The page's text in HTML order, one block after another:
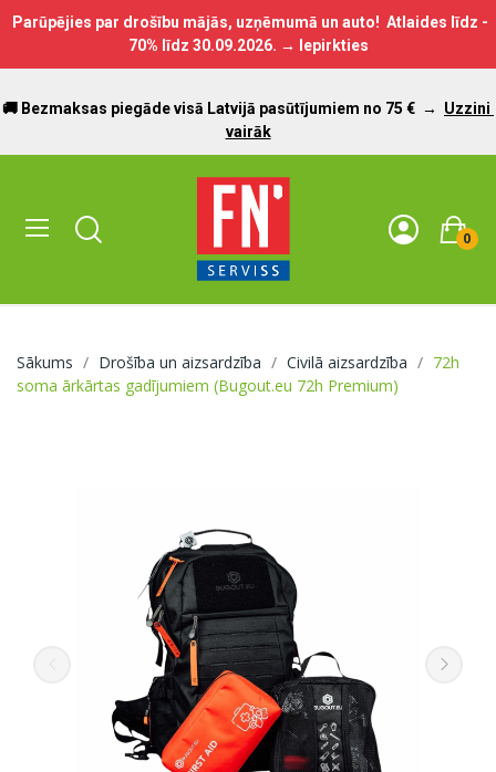
Parūpējies par drošību mājās, uzņēmumā un auto! Atlaides līdz -
70% līdz 30.09.2026. → Iepirkties
🚚 Bezmaksas piegāde visā Latvijā pasūtījumiem no 75 € → Uzzini
vairāk
0
Sākums Drošība un aizsardzība Civilā aizsardzība
72h
soma ārkārtas gadījumiem (Bugout.eu 72h Premium)